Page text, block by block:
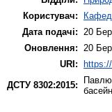
Користувач:
Дата подачі: 20
Оновлення: 20
URI:
ДСТУ 8302:2015: